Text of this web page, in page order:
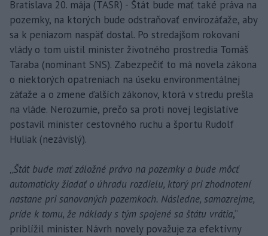
Bratislava 20. mája (TASR) - Štát bude mať také práva na
pozemky, na ktorých bude odstraňovať envirozáťaže, aby
sa k peniazom naspäť dostal. Po stredajšom rokovaní
vlády o tom uistil minister životného prostredia Tomáš
Taraba (nominant SNS). Zabezpečiť to má novela zákona
o niektorých opatreniach na úseku environmentálnej
záťaže a o zmene ďalších zákonov, ktorá v stredu prešla
na vláde. Nerozumie, prečo sa proti novej legislatíve
postavil minister cestovného ruchu a športu Rudolf
Huliak (nezávislý).
„Štát bude mať záložné právo na pozemky a bude môcť
automaticky žiadať o úhradu rozdielu, ktorý pri zhodnotení
nastane pri sanovaných pozemkoch. Následne, samozrejme,
príde k tomu, že náklady s tým spojené sa štátu vrátia,“
priblížil minister. Návrh novely považuje za efektívny